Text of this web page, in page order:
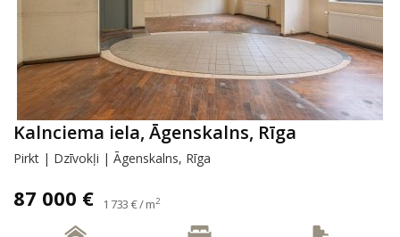
Kalnciema iela, Āgenskalns, Rīga
Pirkt | Dzīvokļi | Āgenskalns, Rīga
87 000 € 1 733 € / m2